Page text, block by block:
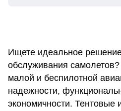
Ищете идеальное
обслуживания
малой и беспилотной
надежности,
экономичности. Тентовые